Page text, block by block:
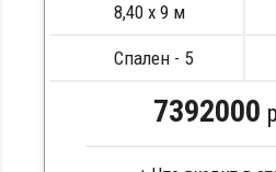
Метизы, саморезы, гвозди
Сборка на березовые
ПОДРОБНЕЕ
8,40 х 9 м
Спален - 5
7392000